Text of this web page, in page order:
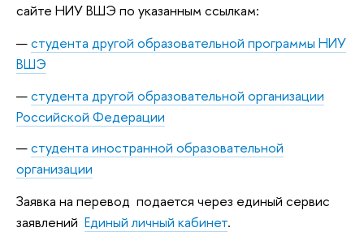
сайте НИУ ВШЭ по указанным ссылкам:
студента другой образовательной программы НИУ
ВШЭ
студента другой образовательной организации
Российской Федерации
студента иностранной образовательной
организации
Заявка на перевод подается через единый сервис
заявлений Единый личный кабинет.